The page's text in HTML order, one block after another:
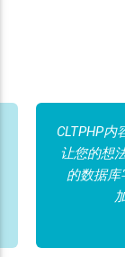
CLTPHP
让您的想
的数据库